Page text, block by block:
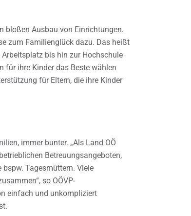
bloßen Ausbau von Einrichtungen.
zum Familienglück dazu. Das heißt
bis hin zur Hochschule
für ihre Kinder das Beste wählen
für Eltern, die ihre Kinder
immer bunter. „Als Land OÖ
Betreuungsangeboten,
Tagesmüttern. Viele
so OÖVP-
einfach und unkompliziert